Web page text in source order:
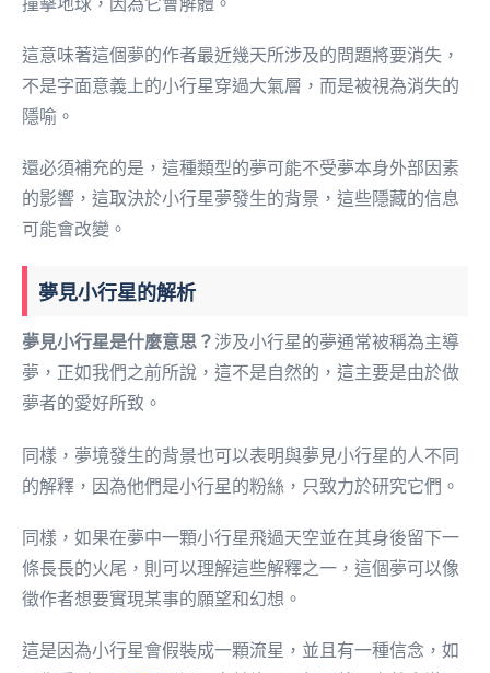
這意味著這個夢的作者最近幾天所涉及的問題將要消失，
不是字面意義上的小行星穿過大氣層，而是被視為消失的
隱喻。
還必須補充的是，這種類型的夢可能不受夢本身外部因素
的影響，這取決於小行星夢發生的背景，這些隱藏的信息
可能會改變。
夢見小行星的解析
夢見小行星是什麼意思？ 涉及小行星的夢通常被稱為主導
夢，正如我們之前所說，這不是自然的，這主要是由於做
夢者的愛好所致。
同樣，夢境發生的背景也可以表明與夢見小行星的人不同
的解釋，因為他們是小行星的粉絲，只致力於研究它們。
同樣，如果在夢中一顆小行星飛過天空並在其身後留下一
條長長的火尾，則可以理解這些解釋之一，這個夢可以像
徵作者想要實現某事的願望和幻想。
這是因為小行星會假裝成一顆流星，並且有一種信念，如